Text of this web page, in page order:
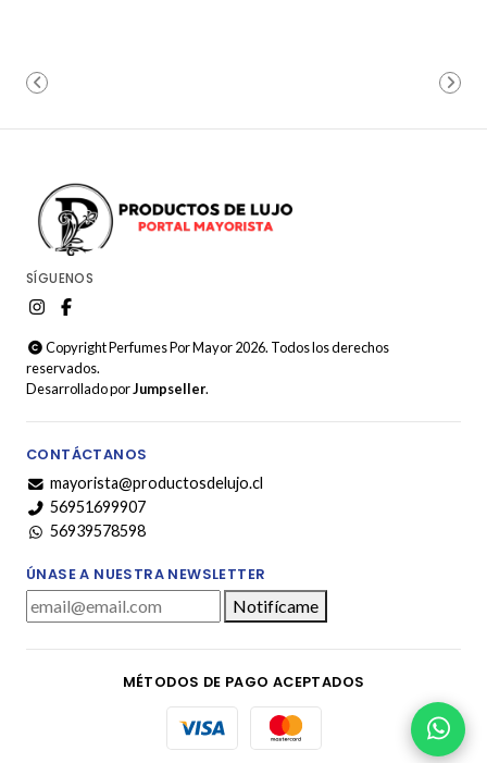
SÍGUENOS
Copyright Perfumes Por Mayor 2026. Todos los derechos
reservados.
Desarrollado porJumpseller.
CONTÁCTANOS
mayorista@productosdelujo.cl
56951699907
56939578598
ÚNASE A NUESTRA NEWSLETTER
Notifícame
MÉTODOS DE PAGO ACEPTADOS